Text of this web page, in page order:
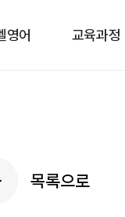
영어 교육과정
목록으로